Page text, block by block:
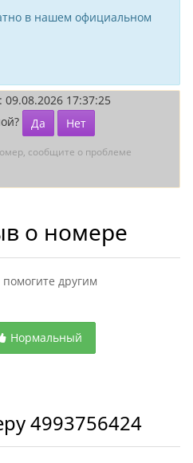
в нашем официальном
17:37:25
Да Нет
сообщите о проблеме
о номере
другим
Нормальный
4993756424